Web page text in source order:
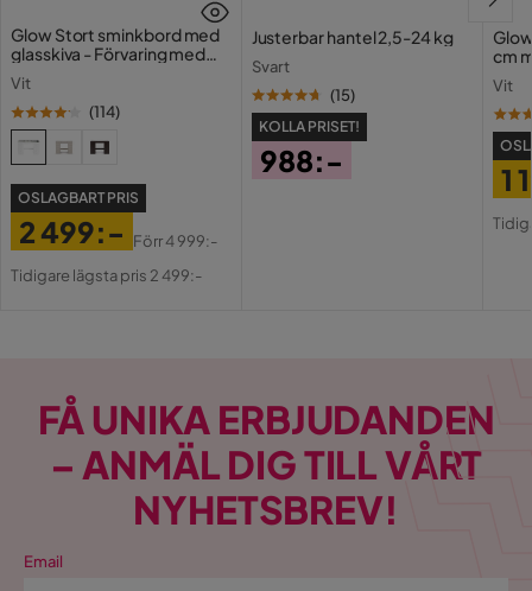
Glow Stort sminkbord med
glasskiva - Förvaring med
Vit
(114)
OSLAGBART PRIS
Pris
2 499:-
Original
Förr4 999:-
Tidigare lägsta pris 2 499:-
Justerbar hantel 2,5-24 kg
Svart
(15)
KOLLA PRISET!
988:-
cm
Vit
1
FÅ UNIKA ERBJUDANDEN
– ANMÄL DIG TILL VÅRT
NYHETSBREV!
Email